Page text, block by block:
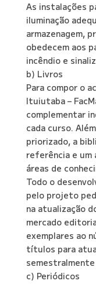
As instalações
iluminação
armazenagem,
obedecem aos
incêndio e
b) Livros
Para compor o
Ituiutaba –
complementar
cada curso.
priorizado, a
referência e um
áreas de
Todo o
pelo projeto
na atualização
mercado
exemplares ao
títulos para
semestralmente
c) Periódicos